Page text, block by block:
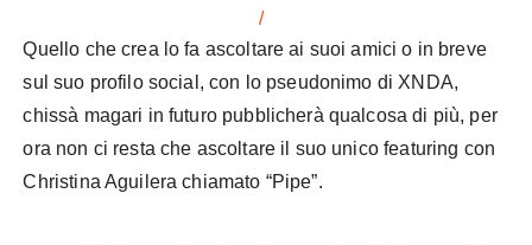
/
Quello che crea lo fa ascoltare ai suoi amici o in breve
sul suo profilo social, con lo pseudonimo di XNDA,
chissà magari in futuro pubblicherà qualcosa di più, per
ora non ci resta che ascoltare il suo unico featuring con
Christina Aguilera chiamato “Pipe”.